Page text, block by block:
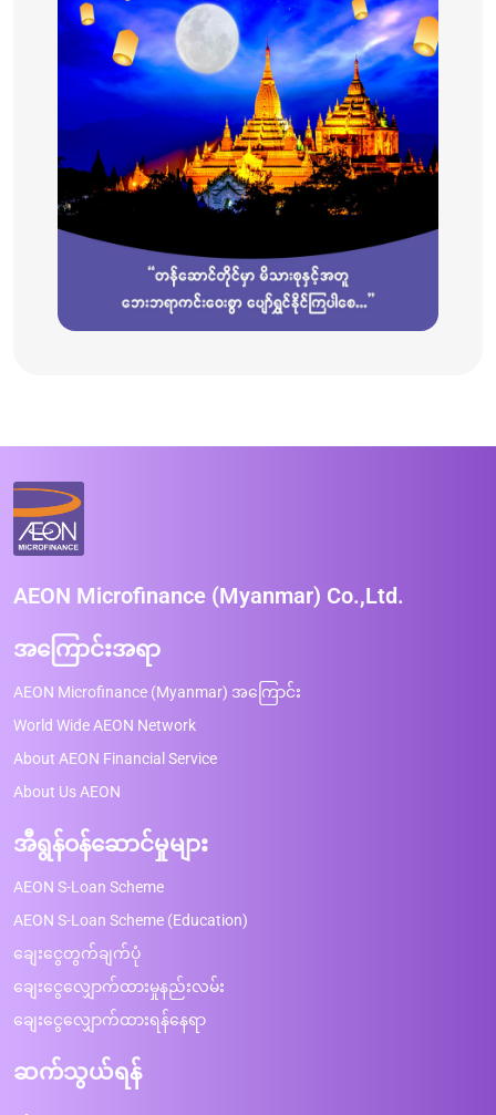
AEON Microfinance (Myanmar) Co.,Ltd.
အကြောင်းအရာ
AEON Microfinance (Myanmar) အကြောင်း
World Wide AEON Network
About AEON Financial Service
About Us AEON
အီရွန်ဝန်ဆောင်မှုများ
AEON S-Loan Scheme
AEON S-Loan Scheme (Education)
ချေးငွေတွက်ချက်ပုံ
ချေးငွေလျှောက်ထားမှုနည်းလမ်း
ချေးငွေလျှောက်ထားရန်နေရာ
ဆက်သွယ်ရန်